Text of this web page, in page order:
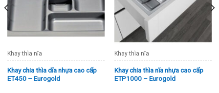
Khay thìa nĩa
Khay chia thìa dĩa nhựa cao cấp
ET450 – Eurogold
Khay thìa nĩa
Khay chia thìa nĩa nhựa cao cấp
ETP1000 – Eurogold